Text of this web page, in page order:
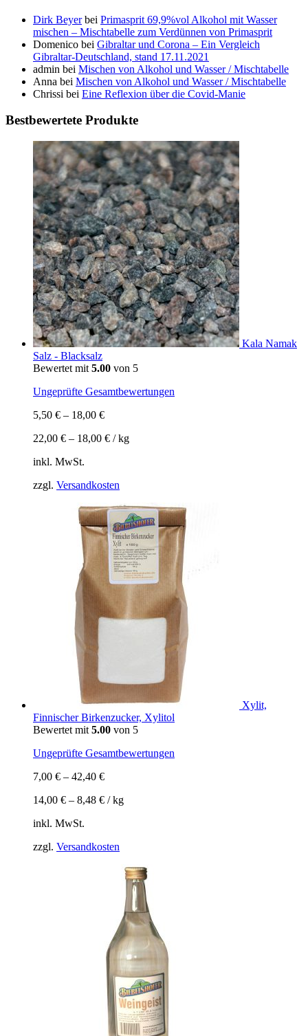
Dirk Beyerbei Primasprit 69,9%vol Alkohol mit Wasser
mischen – Mischtabelle zum Verdünnen von Primasprit
Domenico bei Gibraltar und Corona – Ein Vergleich
Gibraltar-Deutschland, stand 17.11.2021
admin bei Mischen von Alkohol und Wasser / Mischtabelle
Anna bei Mischen von Alkohol und Wasser / Mischtabelle
Chrissi bei Eine Reflexion über die Covid-Manie
Bestbewertete Produkte
Kala Namak
Salz - Blacksalz
Bewertet mit 5.00 von 5
Ungeprüfte Gesamtbewertungen
5,50 € – 18,00 €
22,00 € – 18,00 € /kg
inkl. MwSt.
zzgl. Versandkosten
Xylit,
Finnischer Birkenzucker, Xylitol
Bewertet mit 5.00 von 5
Ungeprüfte Gesamtbewertungen
7,00 € – 42,40 €
14,00 € – 8,48 € /kg
inkl. MwSt.
zzgl. Versandkosten